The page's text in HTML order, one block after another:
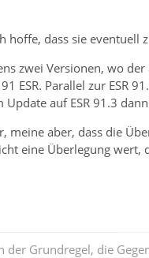
hoffe, dass sie eventuell
zwei Versionen, wo
ESR. Parallel zur ESR
auf ESR 91.3
meine aber, dass die
eine Überlegung
Grundregel, die